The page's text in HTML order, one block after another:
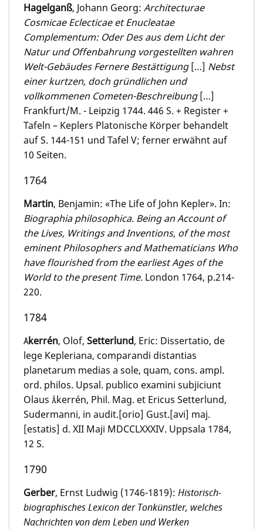
Hagelganß, Johann Georg: Architecturae
Cosmicae Eclecticae et Enucleatae
Complementum: Oder Des aus dem Licht der
Natur und Offenbahrung vorgestellten wahren
Welt-Gebäudes Fernere Bestättigung[…] Nebst
einer kurtzen, doch gründlichen und
vollkommenen Cometen-Beschreibung[…]
Frankfurt/M. - Leipzig 1744. 446 S. + Register +
Tafeln – Keplers Platonische Körper behandelt
auf S. 144-151 und Tafel V; ferner erwähnt auf
10 Seiten.
1764
Martin, Benjamin: «The Life of John Kepler». In:
Biographia philosophica. Being an Account of
the Lives, Writings and Inventions, of the most
eminent Philosophers and Mathematicians Who
have flourished from the earliest Ages of the
World to the present Time. London 1764, p.214-
220.
1784
Åkerrén, Olof, Setterlund, Eric: Dissertatio, de
lege Kepleriana, comparandi distantias
planetarum medias a sole, quam, cons. ampl.
ord. philos. Upsal. publico examini subjiciunt
Olaus Åkerrén, Phil. Mag. et Ericus Setterlund,
Sudermanni, in audit.[orio] Gust.[avi] maj.
[estatis] d. XII Maji MDCCLXXXIV. Uppsala 1784,
12 S.
1790
Gerber, Ernst Ludwig (1746-1819): Historisch-
biographisches Lexicon der Tonkünstler, welches
Nachrichten von dem Leben und Werken